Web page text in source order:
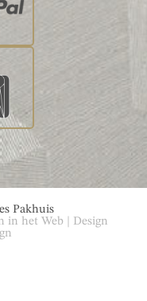
Pakhuis
in het Web | Design